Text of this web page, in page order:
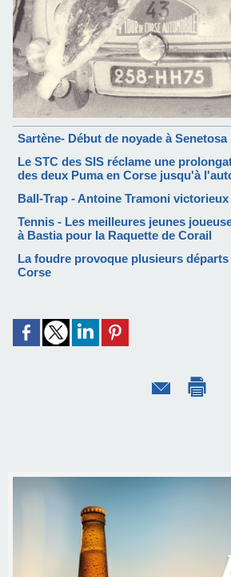
Sartène- Début de noyade à Senetosa
Le STC des SIS réclame une
des deux Puma en Corse jusqu'à
Ball-Trap - Antoine Tramoni victorieux
Tennis - Les meilleures jeunes
à Bastia pour la Raquette de Corail
La foudre provoque plusieurs départs
Corse